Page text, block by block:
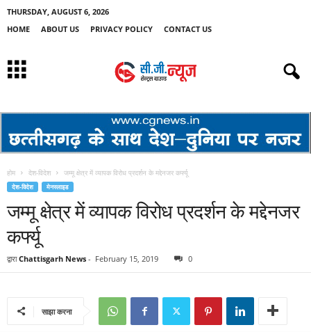
THURSDAY, AUGUST 6, 2026
HOME
ABOUT US PRIVACY POLICY CONTACT US
होम देश-विदेश जम्मू क्षेत्र में व्यापक विरोध प्रदर्शन के मद्देनजर कर्फ्यू
देश-विदेश मेनस्लाइड
जम्मू क्षेत्र में व्यापक विरोध प्रदर्शन के मद्देनजर
कर्फ्यू
द्वारा Chattisgarh News - February 15, 2019 0
साझा करना